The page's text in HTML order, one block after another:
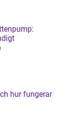
hur fungerar